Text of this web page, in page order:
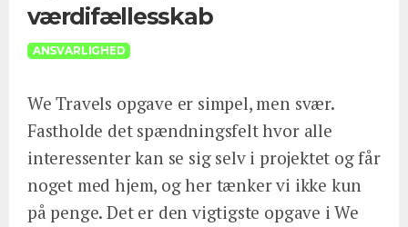
værdifællesskab
ANSVARLIGHED
We Travels opgave er simpel, men svær.
Fastholde det spændningsfelt hvor alle
interessenter kan se sig selv i projektet og får
noget med hjem, og her tænker vi ikke kun
på penge. Det er den vigtigste opgave i We